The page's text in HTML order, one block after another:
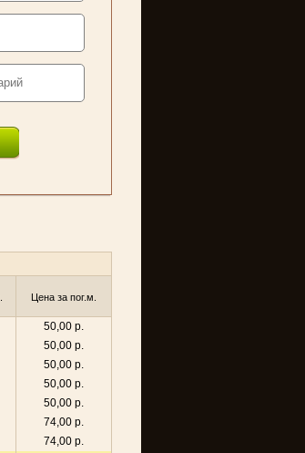
Цена за пог.м.
50,00 р.
50,00 р.
50,00 р.
50,00 р.
50,00 р.
74,00 р.
74,00 р.